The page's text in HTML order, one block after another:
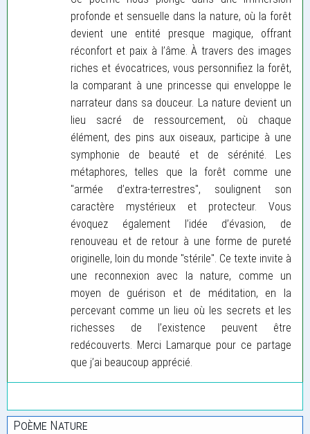
profonde et sensuelle dans la nature, où la forêt
devient une entité presque magique, offrant
réconfort et paix à l’âme. À travers des images
riches et évocatrices, vous personnifiez la forêt,
la comparant à une princesse qui enveloppe le
narrateur dans sa douceur. La nature devient un
lieu sacré de ressourcement, où chaque
élément, des pins aux oiseaux, participe à une
symphonie de beauté et de sérénité. Les
métaphores, telles que la forêt comme une
"armée d’extra-terrestres", soulignent son
caractère mystérieux et protecteur. Vous
évoquez également l’idée d’évasion, de
renouveau et de retour à une forme de pureté
originelle, loin du monde "stérile". Ce texte invite à
une reconnexion avec la nature, comme un
moyen de guérison et de méditation, en la
percevant comme un lieu où les secrets et les
richesses de l’existence peuvent être
redécouverts. Merci Lamarque pour ce partage
que j’ai beaucoup apprécié.
Poème Nature